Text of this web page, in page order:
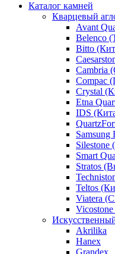
Каталог камней
Кварцевый
Avant
Belenco
Bitto
Compac
Crystal
Etna
IDS
Silestone
Smart
Stratos
Teltos
Viatera
Akrilika
Hanex
Grandex